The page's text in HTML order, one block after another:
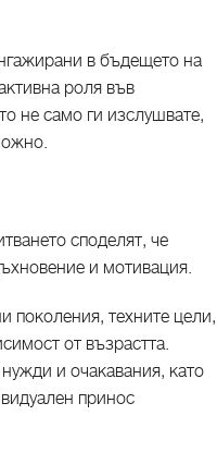
в бъдещето на
роля във
не само ги изслушвате,
споделят, че
и мотивация.
поколения, техните цели,
от възрастта.
и очакавания, като
принос